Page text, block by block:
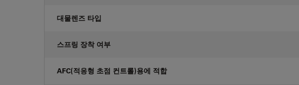
대물렌즈 타입
스프링 장착 여부
AFC(적응형 초점 컨트롤)용에 적합